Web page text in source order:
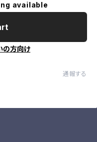
available
の方向け
通報する